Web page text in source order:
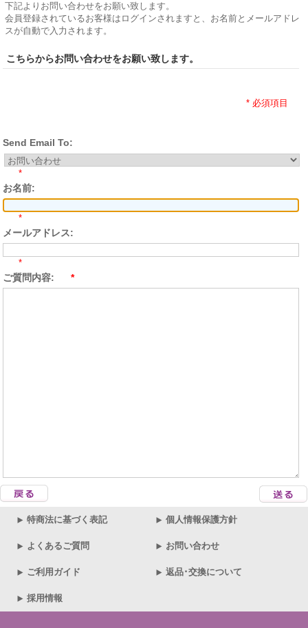
下記よりお問い合わせをお願い致します。
会員登録されているお客様はログインされますと、お名前とメールアドレ
スが自動で入力されます。
こちらからお問い合わせをお願い致します。
* 必須項目
Send Email To:
*
お名前:
*
メールアドレス:
*
ご質問内容: *
特商法に基づく表記 個人情報保護方針
よくあるご質問 お問い合わせ
ご利用ガイド 返品･交換について
採用情報